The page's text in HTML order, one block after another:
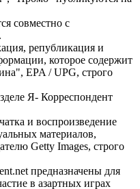
совместно с
републикация и
которое содержит
EPA / UPG, строго
Я- Корреспондент
и воспроизведение
материалов,
Getty Images, строго
предназначены для
в азартных играх